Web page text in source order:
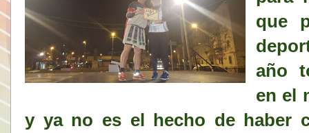
que
año
en el
y ya no es el hecho de haber